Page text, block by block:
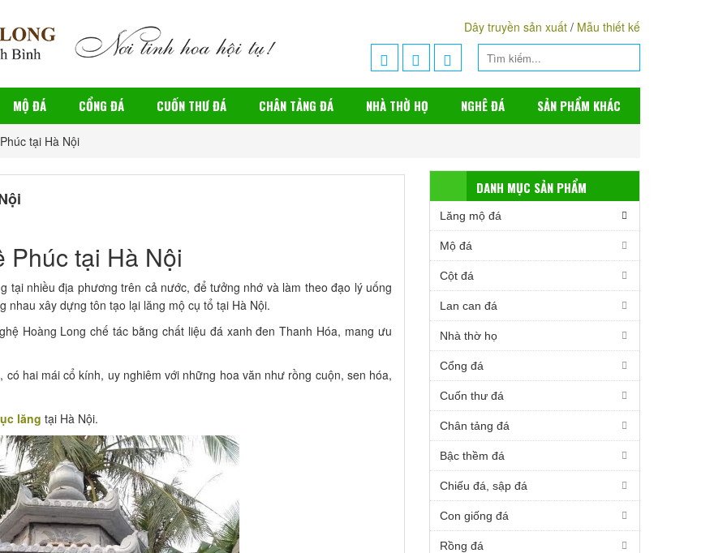
Dây truyền sản xuất/ Mẫu thiết kế
MỘ ĐÁ CỔNG ĐÁ CUỐN THƯ ĐÁ CHÂN TẢNG ĐÁ NHÀ THỜ HỌ NGHÊ ĐÁ SẢN PHẨM KHÁC
tại Hà Nội
Phúc tại Hà Nội
tại nhiều địa phương trên cả nước, để tưởng nhớ và làm theo đạo lý uống
xây dựng tôn tạo lại lăng mộ cụ tổ tại Hà Nội.
Hoàng Long chế tác bằng chất liệu đá xanh đen Thanh Hóa, mang ưu
hai mái cổ kính, uy nghiêm với những hoa văn như rồng cuộn, sen hóa,
lăng tại Hà Nội.
DANH MỤC SẢN PHẨM
Lăng mộ đá
Mộ đá
Cột đá
Lan can đá
Nhà thờ họ
Cổng đá
Cuốn thư đá
Chân tảng đá
Bậc thềm đá
Chiếu đá, sập đá
Con giống đá
Rồng đá